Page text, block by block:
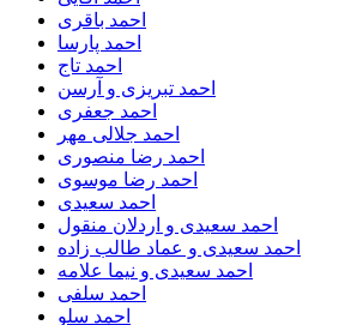
احمد باقری
احمد پارسا
احمد تاج
احمد تبریزی و آرسن
احمد جعفری
احمد جلالی مهر
احمد رضا منصوری
احمد رضا موسوی
احمد سعیدی
احمد سعیدی و اردلان منقول
احمد سعیدی و عماد طالب زاده
احمد سعیدی و نیما علامه
احمد سلفی
احمد سلو